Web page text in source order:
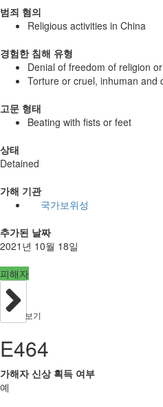
범죄 혐의
Religious activities in China
경험한 침해 유형
Denial of freedom of religion
Torture or cruel, inhuman and
고문 형태
Beating with fists or feet
상태
Detained
가해 기관
국가보위성
추가된 날짜
2021년 10월 18일
피해자
보기
E464
가해자 신상 획득 여부
예